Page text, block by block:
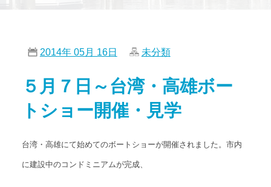
会社紹介
アクセス
お問い合わせ
2014年 05月 16日 未分類
５月７日～台湾・高雄ボー
トショー開催・見学
台湾・高雄にて始めてのボートショーが開催されました。市内
に建設中のコンドミニアムが完成、